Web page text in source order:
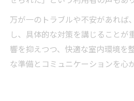
万が一のトラブルや不安があれば
し、具体的な対策を講じることが
響を抑えつつ、快適な室内環境を
な準備とコミュニケーションを心